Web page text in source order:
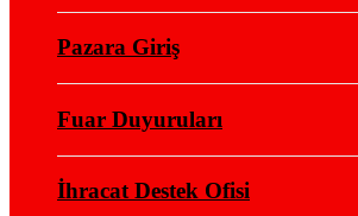
Pazara Giriş
Fuar Duyuruları
İhracat Destek Ofisi